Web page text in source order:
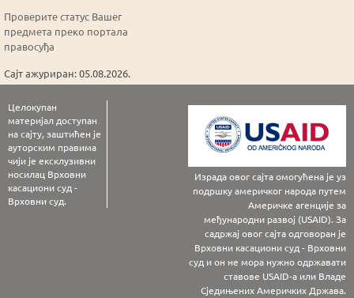
Проверите статус Вашег
предмета преко портала
правосуђа
Сајт ажуриран: 05.08.2026.
Целокупан
материјал доступан
на сајту, заштићен је
ауторским правима
чији је ексклузивни
носилац Врховни
касациони суд -
Врховни суд.
Израда овог сајта омогућена је уз
подршку америчког народа путем
Америчке агенције за
међународни развој (USAID). За
садржај овог сајта одговоран је
Врховни касациони суд - Врховни
суд и он не мора нужно одржавати
ставове USAID-а или Владе
Сједињених Америчких Држава.